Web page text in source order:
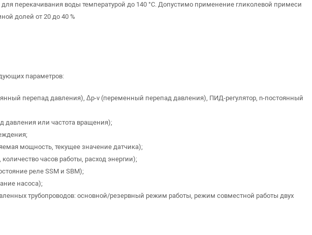
перекачивания воды температурой до 140 °C. Допустимо применение гликолевой примеси
долей от 20 до 40 %
параметров:
перепад давления), Δp-v (переменный перепад давления), ПИД-регулятор, n-постоянный
давления или частота вращения);
мощность, текущее значение датчика);
часов работы, расход энергии);
реле SSM и SBM);
насоса);
трубопроводов: основной/резервный режим работы, режим совместной работы двух